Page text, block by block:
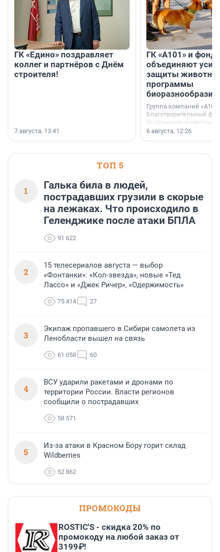
ГК «Едино» поздравляет
коллег и партнёров с Днём
строителя!
7 августа, 13:41
ГК «А101» и фонд
объединяют
защиты
программы
биоразнообразия
Группа компаний
Благотворительный
бездомным животным
заключили соглашение
6 августа, 12:26
ТОП 5
1
Галька била в людей,
пострадавших грузили в скорые
на лежаках. Что происходило в
Геленджике после атаки БПЛА
91 622
2
15 телесериалов августа — выбор
«Фонтанки»: «Коп-звезда», новые «Тед
Лассо» и «Джек Ричер», «Одержимость»
75 414 27
3
Экипаж пропавшего в Сибири самолета из
Ленобласти вышел на связь
61 058 60
4
ВСУ ударили ракетами и дронами по
территории России. Власти регионов
сообщили о пострадавших
58 571
5
Из-за атаки в Красном Бору горит склад
Wildberries
52 862
ПРОМОКОДЫ
ROSTIC'S - скидка 20% по
промокоду на любой заказ от
3199₽!